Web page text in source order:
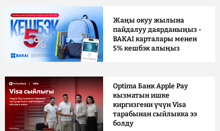
Жаңы окуу жылына
пайдалуу даярданыңыз -
BAKAI карталары менен
5% кешбэк алыңыз
Optima Банк Apple Pay
кызматын ишке
киргизгени үчүн Visa
тарабынан сыйлыкка ээ
болду